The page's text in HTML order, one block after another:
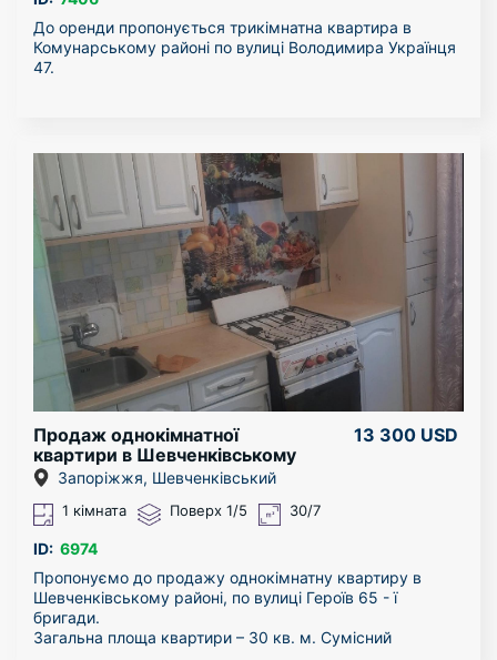
До оренди пропонується трикімнатна квартира в
Комунарському районі по вулиці Володимира Українця
47.
балкон. У будинку створено чинне ОСББ: чисті під'їзди і
доглянутий двір.
Є автономне світло - доба на АКБ. Броньовані вікна та
двері.
Можна з собачкою.
Поруч школа, дитячий сад, всілякі магазини.
Квартиру можна подивитися в будь-який час.
Продаж однокімнатної
квартири в Шевченківському
районі
13 300 USD
Запоріжжя, Шевченківський
1 кімната Поверх 1/5 30/7
ID: 6974
Пропонуємо до продажу однокімнатну квартиру в
Шевченківському районі, по вулиці Героїв 65 - ї
бригади.
Загальна площа квартири – 30 кв. м. Сумісний